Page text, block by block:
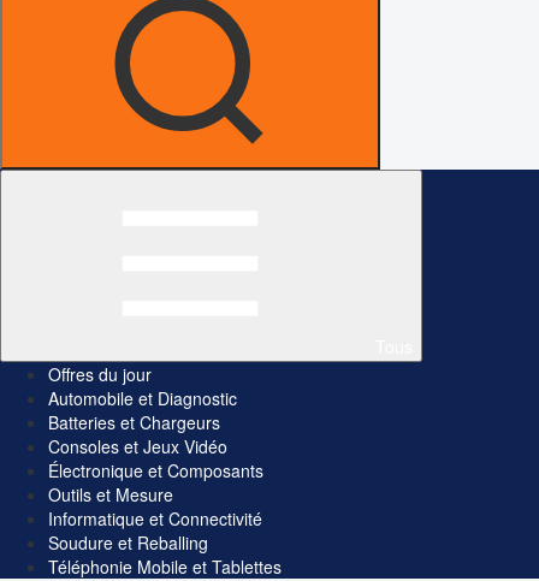
Offres du jour
Automobile et Diagnostic
Batteries et Chargeurs
Consoles et Jeux Vidéo
Électronique et Composants
Outils et Mesure
Informatique et Connectivité
Soudure et Reballing
Téléphonie Mobile et Tablettes